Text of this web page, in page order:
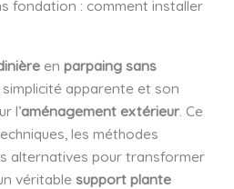
fondation : comment installer
en parpaing sans
apparente et son
l’aménagement extérieur. Ce
les méthodes
alternatives pour transformer
véritable support plante